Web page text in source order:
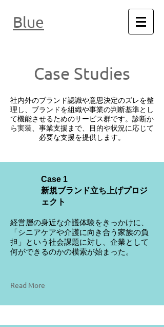
Blue
Case Studies
社内外のブランド認識や意思決定のズレを整
理し、ブランドを組織や事業の判断基準とし
て機能させるためのサービス群です。診断か
ら実装、事業支援まで、目的や状況に応じて
必要な支援を提供します。
Case 1
​新規ブランド立ち上げプロジ
ェクト
経営層の身近な介護体験をきっかけに、
「シニアケアや介護に向き合う家族の負
担」という社会課題に対し、企業として
何ができるのかの模索が始まった。
Read More